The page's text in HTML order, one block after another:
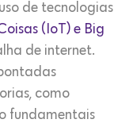
de tecnologias
(IoT) e Big
de internet.
como
fundamentais